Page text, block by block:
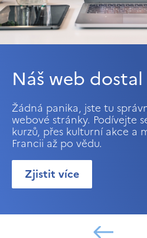
Náš web
Žádná panika, jste tu
webové stránky. Podívejte
kurzů, přes kulturní akce a
Francii až po vědu.
Zjistit více